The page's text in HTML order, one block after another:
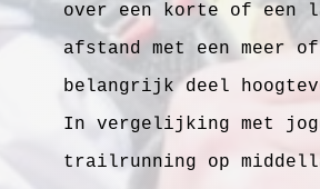
over een korte of een
afstand met een meer
belangrijk deel
In vergelijking met
trailrunning op